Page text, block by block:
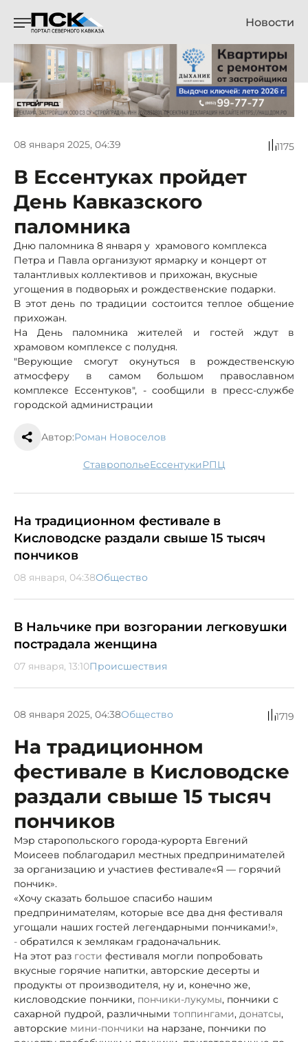
Новости
08 января 2025, 04:39 1175
В Ессентуках пройдет
День Кавказского
паломника
Дню паломника 8 января у храмового комплекса
Петра и Павла организуют ярмарку и концерт от
талантливых коллективов и прихожан, вкусные
угощения в подворьях и рождественские подарки.
В этот день по традиции состоится теплое общение
прихожан.
На День паломника жителей и гостей ждут в
храмовом комплексе с полудня.
"Верующие смогут окунуться в рождественскую
атмосферу в самом большом православном
комплексе Ессентуков", - сообщили в пресс-службе
городской администрации
Автор:Роман Новоселов
Ставрополье Ессентуки РПЦ
На традиционном фестивале в
Кисловодске раздали свыше 15 тысяч
пончиков
08 января, 04:38Общество
В Нальчике при возгорании легковушки
пострадала женщина
07 января, 13:10Происшествия
08 января 2025, 04:38Общество 1719
На традиционном
фестивале в Кисловодске
раздали свыше 15 тысяч
пончиков
Мэр старопольского города-курорта Евгений
Моисеев поблагодарил местных предпринимателей
за организацию и участиев фестивале«Я — горячий
пончик».
«Хочу сказать большое спасибо нашим
предпринимателям, которые все два дня фестиваля
угощали наших гостей легендарными пончиками!»,
- обратился к землякам градоначальник.
На этот раз гости фестиваля могли попробовать
вкусные горячие напитки, авторские десерты и
продукты от производителя, ну и, конечно же,
кисловодские пончики, пончики-лукумы, пончики с
сахарной пудрой, различными топпингами, донатсы,
авторские мини-пончики на нарзане, пончики по